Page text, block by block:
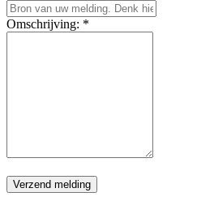
Omschrijving: *